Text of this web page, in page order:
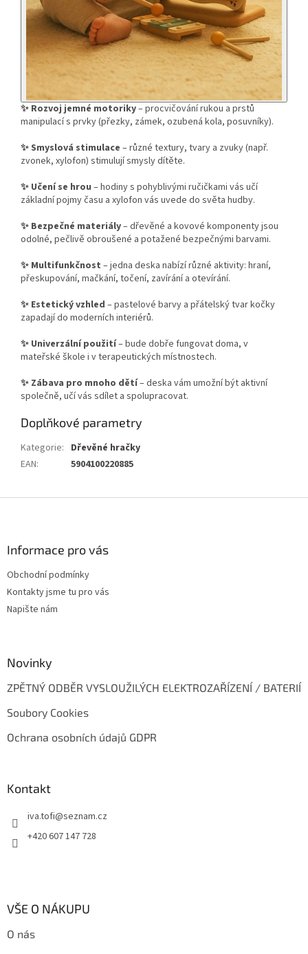
✨ Rozvoj jemné motoriky– procvičování rukou a prstů
manipulací s prvky (přezky, zámek, ozubená kola, posuvníky).
✨Smyslová stimulace – různé textury, tvary a zvuky (např.
zvonek, xylofon) stimulují smysly dítěte.
✨ Učení se hrou – hodiny s pohyblivými ručičkami vás učí
základní pojmy času a xylofon vás uvede do světa hudby.
✨ Bezpečné materiály– dřevěné a kovové komponenty jsou
odolné, pečlivě obroušené a potažené bezpečnými barvami.
✨ Multifunkčnost – jedna deska nabízí různé aktivity: hraní,
přeskupování, mačkání, točení, zavírání a otevírání.
✨ Estetický vzhled – pastelové barvy a přátelský tvar kočky
zapadají do moderních interiérů.
✨ Univerzální použití– bude dobře fungovat doma, v
mateřské škole i v terapeutických místnostech.
✨ Zábava pro mnoho dětí– deska vám umožní být aktivní
společně, učí vás sdílet a spolupracovat.
Doplňkové parametry
Kategorie: Dřevěné hračky
EAN: 5904100220885
Informace pro vás
Obchodní podmínky
Kontakty jsme tu pro vás
Napište nám
Novinky
ZPĚTNÝ ODBĚR VYSLOUŽILÝCH ELEKTROZAŘÍZENÍ / BATERIÍ
Soubory Cookies
Ochrana osobních údajů GDPR
Kontakt
iva.tofi@seznam.cz
+420 607 147 728
VŠE O NÁKUPU
O nás